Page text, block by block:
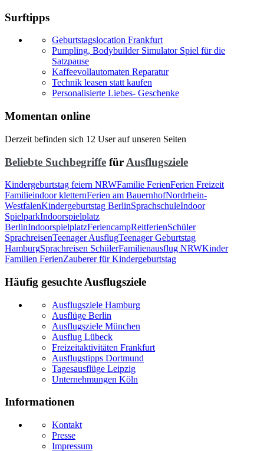
Surftipps
Geburtstagslocation Frankfurt
Pumpling, Bodybuilder Simulator Spiel für die
Satzpause
Kaffeevollautomaten Reparatur
Technik leasen statt kaufen
Personalisierte Liebes- Geschenke
Momentan online
Derzeit befinden sich 12 User auf unseren Seiten
Beliebte Suchbegriffe für Ausflugsziele
Kindergeburtstag feiern NRWFamilie FerienFerien Freizeit
Familieindoor kletternFerien am BauernhofNordrhein-
WestfalenKindergeburtstag BerlinSprachschuleIndoor
SpielparkIndoorspielplatz
BerlinIndoorspielplatzFeriencampReitferienSchüler
SprachreisenTeenager AusflugTeenager Geburtstag
HamburgSprachreisen SchülerFamilienausflug NRWKinder
Familien FerienZauberer für Kindergeburtstag
Häufig gesuchte Ausflugsziele
Ausflugsziele Hamburg
Ausflüge Berlin
Ausflugsziele München
Ausflug Lübeck
Freizeitaktivitäten Frankfurt
Ausflugstipps Dortmund
Tagesausflüge Leipzig
Unternehmungen Köln
Informationen
Kontakt
Presse
Impressum